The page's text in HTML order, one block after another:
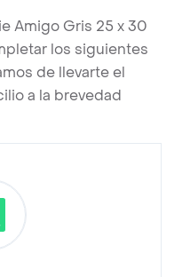
Amigo Gris 25 x 30
los siguientes
de llevarte el
a la brevedad